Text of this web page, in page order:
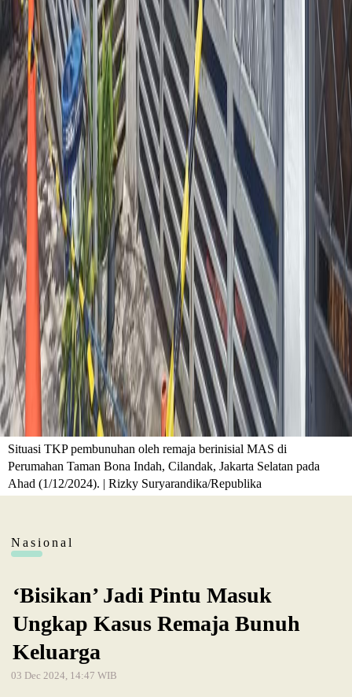
Situasi TKP pembunuhan oleh remaja berinisial MAS di
Perumahan Taman Bona Indah, Cilandak, Jakarta Selatan pada
Ahad (1/12/2024). | Rizky Suryarandika/Republika
Nasional
‘Bisikan’ Jadi Pintu Masuk
Ungkap Kasus Remaja Bunuh
Keluarga
03 Dec 2024, 14:47 WIB